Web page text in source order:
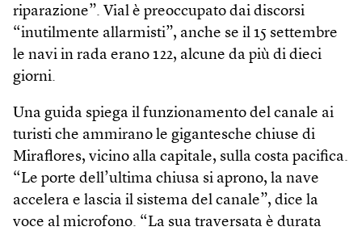
riparazione”. Vial è preoccupato dai discorsi
“inutilmente allarmisti”, anche se il 15 settembre
le navi in rada erano 122, alcune da più di dieci
giorni.
Una guida spiega il funzionamento del canale ai
turisti che ammirano le gigantesche chiuse di
Miraflores, vicino alla capitale, sulla costa pacifica.
“Le porte dell’ultima chiusa si aprono, la nave
accelera e lascia il sistema del canale”, dice la
voce al microfono. “La sua traversata è durata